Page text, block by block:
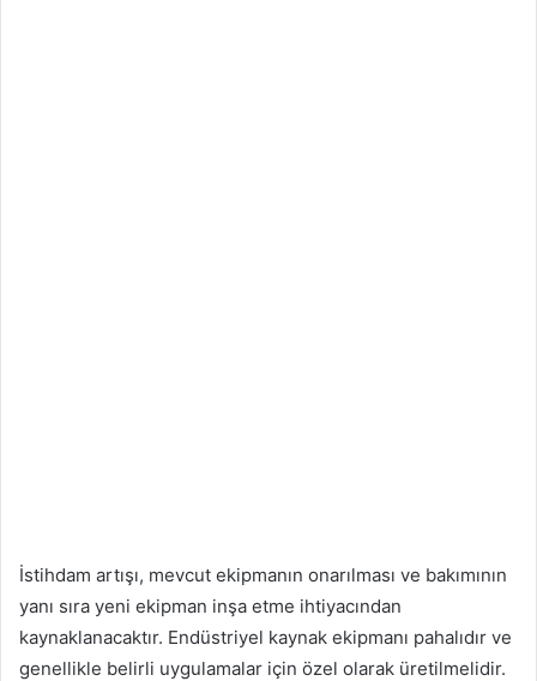
İstihdam artışı, mevcut ekipmanın onarılması ve bakımının
yanı sıra yeni ekipman inşa etme ihtiyacından
kaynaklanacaktır. Endüstriyel kaynak ekipmanı pahalıdır ve
genellikle belirli uygulamalar için özel olarak üretilmelidir.